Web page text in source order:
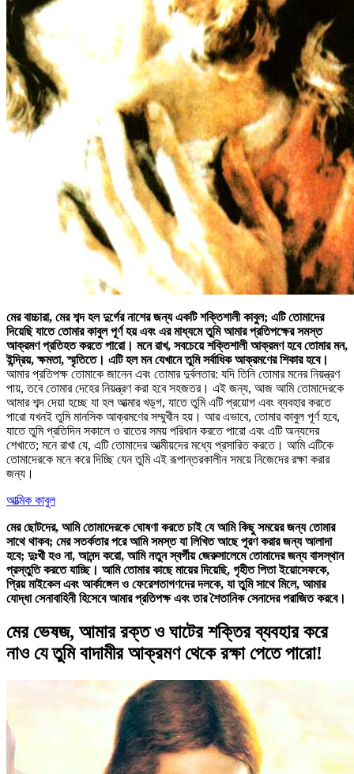
মের বাচ্চারা, মের শব্দ হল দুর্গের নাশের জন্য একটি শক্তিশালী কাবুল; এটি তোমাদের
দিয়েছি যাতে তোমার কাবুল পূর্ণ হয় এবং এর মাধ্যমে তুমি আমার প্রতিপক্ষের সমস্ত
আক্রমণ প্রতিহত করতে পারো। মনে রাখ, সবচেয়ে শক্তিশালী আক্রমণ হবে তোমার মন,
ইন্দ্রিয়, ক্ষমতা, স্মৃতিতে। এটি হল মন যেখানে তুমি সর্বাধিক আক্রমণের শিকার হবে।
আমার প্রতিপক্ষ তোমাকে জানেন এবং তোমার দুর্বলতার: যদি তিনি তোমার মনের নিয়ন্ত্রণ
পায়, তবে তোমার দেহের নিয়ন্ত্রণ করা হবে সহজতর। এই জন্য, আজ আমি তোমাদেরকে
আমার শব্দ দেয়া হচ্ছে যা হল আত্মার খড়্গ, যাতে তুমি এটি প্রয়োগ এবং ব্যবহার করতে
পারো যখনই তুমি মানসিক আক্রমণের সম্মুখীন হয়। আর এভাবে, তোমার কাবুল পূর্ণ হবে,
যাতে তুমি প্রতিদিন সকালে ও রাতের সময় পরিধান করতে পারো এবং এটি অন্যদের
শেখাতে; মনে রাখা যে, এটি তোমাদের আত্মীয়দের মধ্যে প্রসারিত করতে। আমি এটিকে
তোমাদেরকে মনে করে দিচ্ছি যেন তুমি এই রূপান্তরকালীন সময়ে নিজেদের রক্ষা করার
জন্য।
আত্মিক কাবুল
মের ছোটদের, আমি তোমাদেরকে ঘোষণা করতে চাই যে আমি কিছু সময়ের জন্য তোমার
সাথে থাকব; মের সতর্কতার পরে আমি সমস্ত যা লিখিত আছে পূরণ করার জন্য আলাদা
হবে; দুঃখী হও না, আনন্দ করো, আমি নতুন স্বর্গীয় জেরুসালেমে তোমাদের জন্য বাসস্থান
প্রস্তুতি করতে যাচ্ছি। আমি তোমার কাছে মায়ের দিয়েছি, গৃহীত পিতা ইয়োসেফকে,
প্রিয় মাইকেল এবং আর্কাঙ্গেল ও ফেরেশতাগণদের দলকে, যা তুমি সাথে মিলে, আমার
যোদ্ধা সেনাবাহিনী হিসেবে আমার প্রতিপক্ষ এবং তার শৈতানিক সেনাদের পরাজিত করবে।
মের ভেষজ, আমার রক্ত ও ঘাটের শক্তির ব্যবহার করে
নাও যে তুমি বাদামীর আক্রমণ থেকে রক্ষা পেতে পারো!